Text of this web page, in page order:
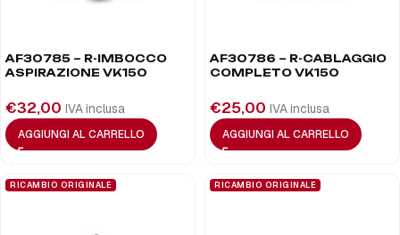
AF30785 – R-IMBOCCO
ASPIRAZIONE VK150
€32,00 IVA inclusa
AGGIUNGI AL CARRELLO
AF30786 – R-CABLAGGIO
COMPLETO VK150
€25,00 IVA inclusa
AGGIUNGI AL CARRELLO
RICAMBIO ORIGINALE RICAMBIO ORIGINALE